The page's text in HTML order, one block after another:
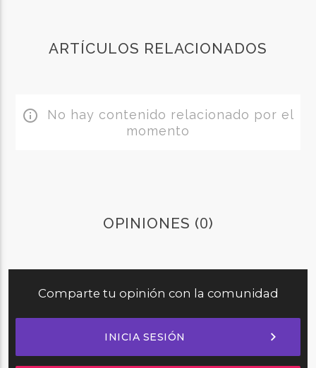
ARTÍCULOS RELACIONADOS
info_outline No hay contenido relacionado por el
momento
OPINIONES (0)
Comparte tu opinión con la comunidad
INICIA SESIÓN chevron_right